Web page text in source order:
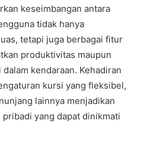
keseimbangan antara
tidak hanya
tetapi juga berbagai fitur
produktivitas maupun
kendaraan. Kehadiran
kursi yang fleksibel,
lainnya menjadikan
yang dapat dinikmati